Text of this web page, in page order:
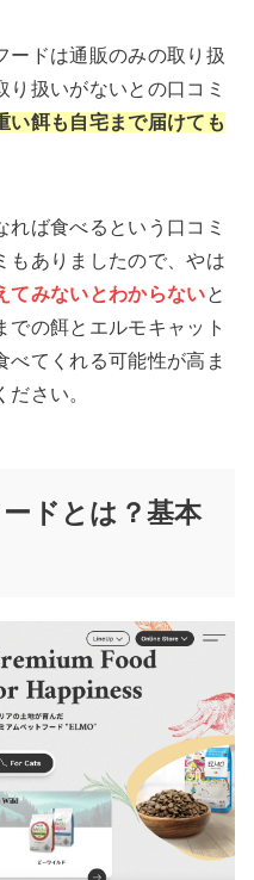
ードは通販のみの取り扱
り扱いがないとの口コミ
い餌も自宅まで届けても
ば食べるという口コミ
もありましたので、やは
てみないとわからないと
での餌とエルモキャット
べてくれる可能性が高ま
さい。
ドとは？基本